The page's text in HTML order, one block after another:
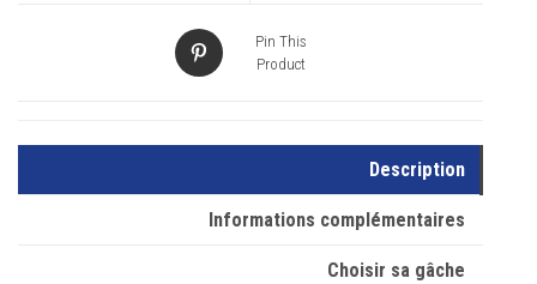
Pin This
Product
Description
Informations complémentaires
Choisir sa gâche